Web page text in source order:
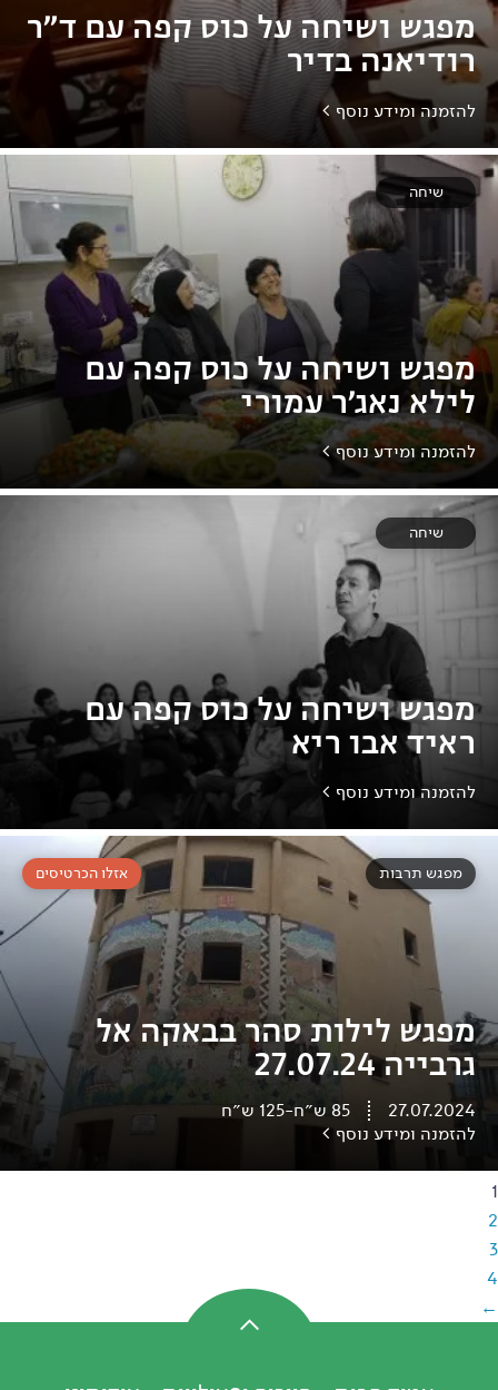
מפגש ושיחה על כוס קפה עם ד"ר
רודיאנה בדיר
להזמנה ומידע נוסף >
שיחה
מפגש ושיחה על כוס קפה עם
לילא נאג'ר עמורי
להזמנה ומידע נוסף >
שיחה
מפגש ושיחה על כוס קפה עם
ראיד אבו ריא
להזמנה ומידע נוסף >
מפגש תרבות אזלו הכרטיסים
מפגש לילות סהר בבאקה אל
גרבייה 27.07.24
27.07.2024
85 ש״ח-
125 ש״ח
להזמנה ומידע נוסף >